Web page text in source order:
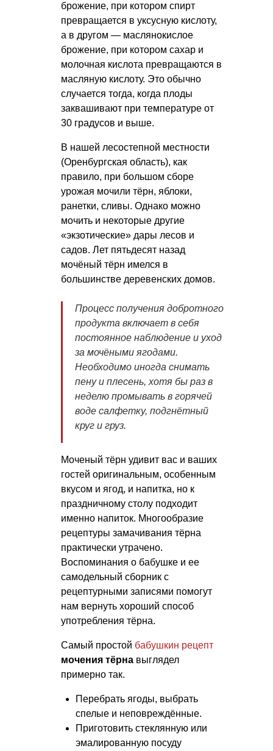
брожение, при котором спирт
превращается в уксусную кислоту,
а в другом — маслянокислое
брожение, при котором сахар и
молочная кислота превращаются в
масляную кислоту. Это обычно
случается тогда, когда плоды
заквашивают при температуре от
30 градусов и выше.
В нашей лесостепной местности
(Оренбургская область), как
правило, при большом сборе
урожая мочили тёрн, яблоки,
ранетки, сливы. Однако можно
мочить и некоторые другие
«экзотические» дары лесов и
садов. Лет пятьдесят назад
мочёный тёрн имелся в
большинстве деревенских домов.
Процесс получения добротного
продукта включает в себя
постоянное наблюдение и уход
за мочёными ягодами.
Необходимо иногда снимать
пену и плесень, хотя бы раз в
неделю промывать в горячей
воде салфетку, подгнётный
круг и груз.
Моченый тёрн удивит вас и ваших
гостей оригинальным, особенным
вкусом и ягод, и напитка, но к
праздничному столу подходит
именно напиток. Многообразие
рецептуры замачивания тёрна
практически утрачено.
Воспоминания о бабушке и ее
самодельный сборник с
рецептурными записями помогут
нам вернуть хороший способ
употребления тёрна.
Самый простой бабушкин рецепт
мочения тёрна выглядел
примерно так.
Перебрать ягоды, выбрать
спелые и неповреждённые.
Приготовить стеклянную или
эмалированную посуду